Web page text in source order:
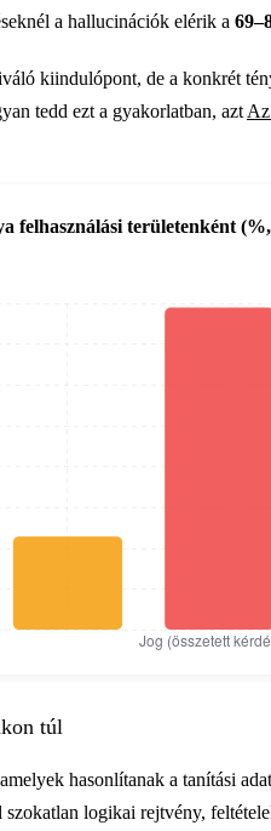
a hallucinációk elérik a
kiindulópont, de a konkrét
tedd ezt a gyakorlatban, azt
felhasználási területenként (%,
23
túl
hasonlítanak a tanítási
logikai rejtvény,